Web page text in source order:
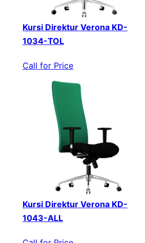
Kursi Direktur Verona KD-
1034-TOL
Call for Price
Kursi Direktur Verona KD-
1043-ALL